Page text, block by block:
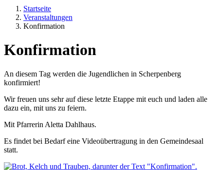
Startseite
Veranstaltungen
Konfirmation
Konfirmation
An diesem Tag werden die Jugendlichen in Scherpenberg
konfirmiert!
Wir freuen uns sehr auf diese letzte Etappe mit euch und laden alle
dazu ein, mit uns zu feiern.
Mit Pfarrerin Aletta Dahlhaus.
Es findet bei Bedarf eine Videoübertragung in den Gemeindesaal
statt.